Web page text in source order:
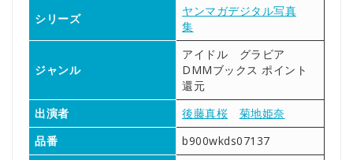
シリーズ
ヤンマガデジタル写真
集
ジャンル
アイドル グラビア
DMMブックス ポイント
還元
出演者
後藤真桜
菊地姫奈
品番
b900wkds07137